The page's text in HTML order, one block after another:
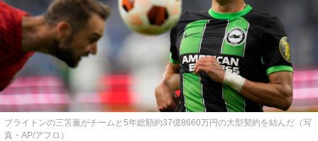
ブライトンの三笘薫がチームと5年総額約37億8660万円の大型契約を結んだ（写
真・AP/アフロ）